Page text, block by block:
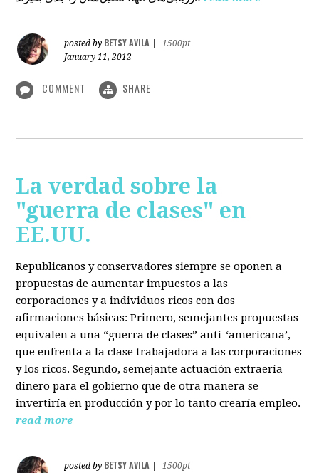
posted by BETSY AVILA
1500pt
January 11, 2012
COMMENT SHARE
La verdad sobre la
"guerra de clases" en
EE.UU.
Republicanos y conservadores siempre se oponen a
propuestas de aumentar impuestos a las
corporaciones y a individuos ricos con dos
afirmaciones básicas: Primero, semejantes propuestas
equivalen a una “guerra de clases” anti-‘americana’,
que enfrenta a la clase trabajadora a las corporaciones
y los ricos. Segundo, semejante actuación extraería
dinero para el gobierno que de otra manera se
invertiría en producción y por lo tanto crearía empleo.
read more
posted by BETSY AVILA
1500pt